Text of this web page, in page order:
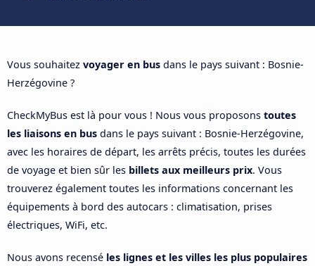
Vous souhaitez voyager en bus dans le pays suivant : Bosnie-
Herzégovine ?
CheckMyBus est là pour vous ! Nous vous proposons toutes
les liaisons en bus dans le pays suivant : Bosnie-Herzégovine,
avec les horaires de départ, les arrêts précis, toutes les durées
de voyage et bien sûr les billets aux meilleurs prix. Vous
trouverez également toutes les informations concernant les
équipements à bord des autocars : climatisation, prises
électriques, WiFi, etc.
Nous avons recensé les lignes et les villes les plus populaires